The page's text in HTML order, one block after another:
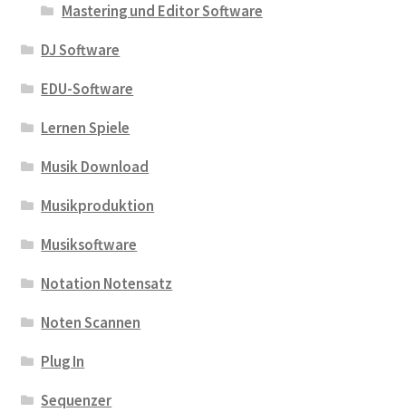
Mastering und Editor Software
DJ Software
EDU-Software
Lernen Spiele
Musik Download
Musikproduktion
Musiksoftware
Notation Notensatz
Noten Scannen
Plug In
Sequenzer